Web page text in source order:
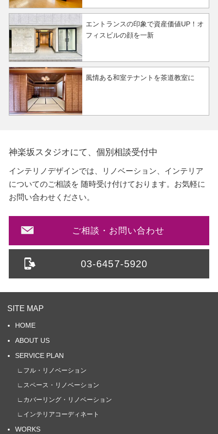
エントランスの印象で資産価値UP！オ
フィスビルの顔を一新
風情ある和室テナントを茶道教室に
神楽坂スタジオにて、個別相談受付中
インテリノデザインでは、リノベーション、インテリア
についてのご相談を 随時受け付けております。お気軽に
お問い合わせください。
ご相談・お問い合わせ
03-6457-5920
SITE MAP
HOME
ABOUT US
SERVICE PLAN
∟フル・リノベーション
∟スペース・リノベーション
∟カバーリング・リノベーション
∟インテリアコーディネート
WORKS